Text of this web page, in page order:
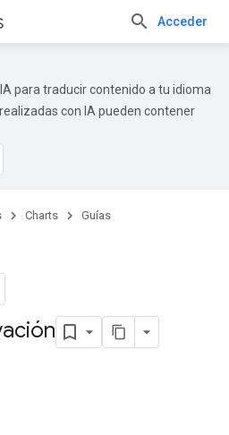
Acceder
para traducir contenido a tu idioma
con IA pueden contener
Charts Guías